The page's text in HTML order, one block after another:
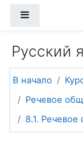
Боковая
Русский
В начало
Речевое
8.1.